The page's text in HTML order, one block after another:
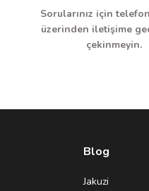
Sorularınız için
üzerinden iletişime
çekinmeyin.
Blog
Jakuzi